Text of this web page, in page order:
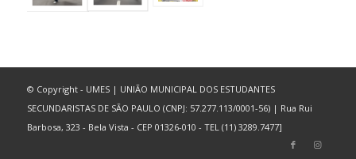
© Copyright - UMES | UNIÃO MUNICIPAL DOS ESTUDANTES
SECUNDARISTAS DE SÃO PAULO (CNPJ: 57.277.113/0001-56) | Rua Rui
Barbosa, 323 - Bela Vista - CEP 01326-010 - TEL (11) 3289.7477]